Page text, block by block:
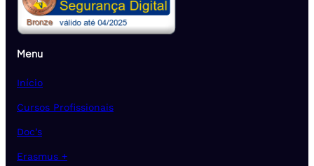
Menu
Início
Cursos Profissionais
Doc’s
Erasmus +